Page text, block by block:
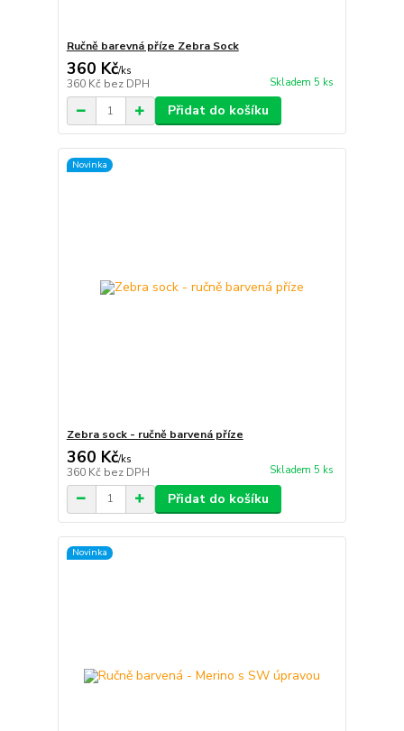
Ručně barevná příze Zebra Sock
360 Kč/ks
360 Kč bez DPH Skladem 5 ks
Přidat do košíku
Novinka
Zebra sock - ručně barvená příze
360 Kč/ks
360 Kč bez DPH Skladem 5 ks
Přidat do košíku
Novinka